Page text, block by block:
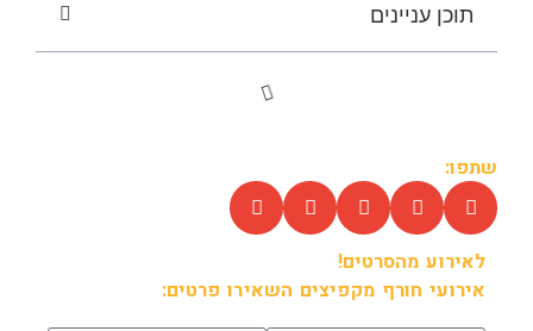
תוכן עניינים
שתפו:
לאירוע מהסרטים!
אירועי חורף מקפיצים השאירו פרטים: